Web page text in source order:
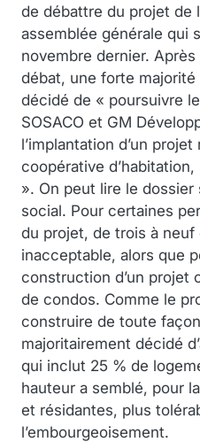
de débattre du projet de
assemblée générale qui
novembre dernier.
débat, une forte
décidé de « poursuivre
SOSACO et GM
l’implantation d’un
coopérative
». On peut lire le dossier
social. Pour certaines
du projet, de trois à neuf
inacceptable, alors que
construction d’un projet
de condos. Comme le
construire de toute
majoritairement décidé
qui inclut 25 % de
hauteur a semblé, pour
et résidantes, plus
l’embourgeoisement.